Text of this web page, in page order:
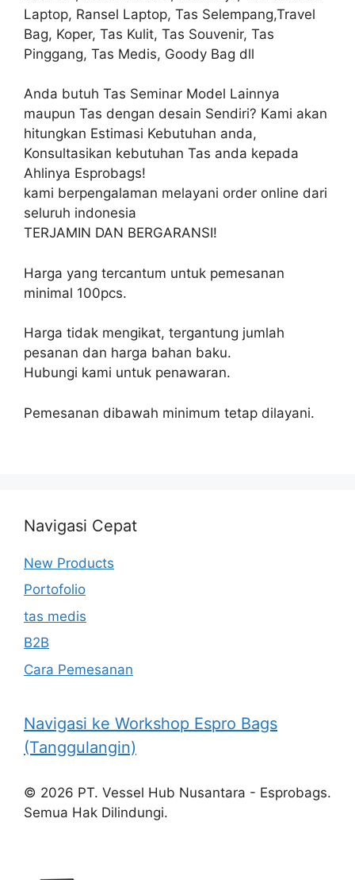
Laptop, Ransel Laptop, Tas Selempang,Travel
Bag, Koper, Tas Kulit, Tas Souvenir, Tas
Pinggang, Tas Medis, Goody Bag dll
Anda butuh Tas Seminar Model Lainnya
maupun Tas dengan desain Sendiri? Kami akan
hitungkan Estimasi Kebutuhan anda,
Konsultasikan kebutuhan Tas anda kepada
Ahlinya Esprobags!
kami berpengalaman melayani order online dari
seluruh indonesia
TERJAMIN DAN BERGARANSI!
Harga yang tercantum untuk pemesanan
minimal 100pcs.
Harga tidak mengikat, tergantung jumlah
pesanan dan harga bahan baku.
Hubungi kami untuk penawaran.
Pemesanan dibawah minimum tetap dilayani.
Navigasi Cepat
New Products
Portofolio
tas medis
B2B
Cara Pemesanan
Navigasi ke Workshop Espro Bags
(Tanggulangin)
© 2026 PT. Vessel Hub Nusantara - Esprobags.
Semua Hak Dilindungi.